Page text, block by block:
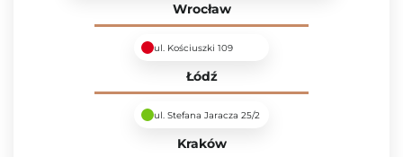
Wrocław
ul. Kościuszki 109
Łódź
ul. Stefana Jaracza 25/2
Kraków